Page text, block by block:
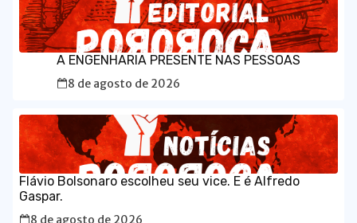
A ENGENHARIA PRESENTE NAS PESSOAS
8 de agosto de 2026
Flávio Bolsonaro escolheu seu vice. E é Alfredo
Gaspar.
8 de agosto de 2026